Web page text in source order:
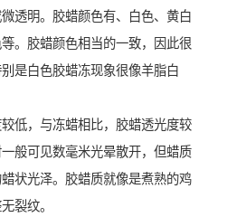
透明。胶蜡颜色有、白色、黄白
。胶蜡颜色相当的一致，因此很
是白色胶蜡冻现象很像羊脂白
低，与冻蜡相比，胶蜡透光度较
般可见数毫米光晕散开，但蜡质
状光泽。胶蜡质就像是煮熟的鸡
裂纹。